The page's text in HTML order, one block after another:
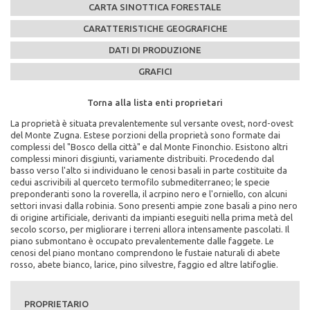
CARTA SINOTTICA FORESTALE
CARATTERISTICHE GEOGRAFICHE
DATI DI PRODUZIONE
GRAFICI
Torna alla lista enti proprietari
La proprietà è situata prevalentemente sul versante ovest, nord-ovest
del Monte Zugna. Estese porzioni della proprietà sono formate dai
complessi del "Bosco della città" e dal Monte Finonchio. Esistono altri
complessi minori disgiunti, variamente distribuiti. Procedendo dal
basso verso l'alto si individuano le cenosi basali in parte costituite da
cedui ascrivibili al querceto termofilo submediterraneo; le specie
preponderanti sono la roverella, il acrpino nero e l'orniello, con alcuni
settori invasi dalla robinia. Sono presenti ampie zone basali a pino nero
di origine artificiale, derivanti da impianti eseguiti nella prima metà del
secolo scorso, per migliorare i terreni allora intensamente pascolati. Il
piano submontano è occupato prevalentemente dalle faggete. Le
cenosi del piano montano comprendono le fustaie naturali di abete
rosso, abete bianco, larice, pino silvestre, faggio ed altre latifoglie.
PROPRIETARIO
Torna alla lista enti proprietari
Scarica la mappa sinottica forestale del comune di
Comune di Rovereto
cliccando qui
Torna alla lista enti proprietari
Caratteristiche Stazionali:
Altitudine Minima: 160
Altitudine Massima: 1760
Altitudine Prevalente: 738
Esposizione: ovest, nord/ovest
Caratteristiche Geologiche:
Substrato Geologico: calcari
Torna alla lista enti proprietari
PEFC n°:
PEFC/18-21-02/290
Scadenza del piano di assestamento:
1998-2007
Superficie di proprietà totale (in ettari):
2006
Superficie della fustaia di produzione (in ettari):
631
nero 43% faggio 5% altre latifoglie 1%
Torna alla lista enti proprietari
Massa legnosa ad ettaro: